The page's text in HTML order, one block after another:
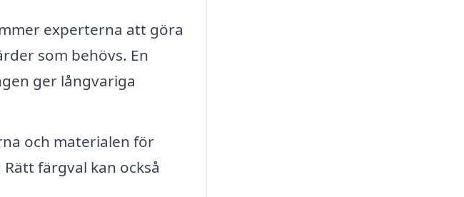
experterna att göra
som behövs. En
ger långvariga
och materialen för
färgval kan också